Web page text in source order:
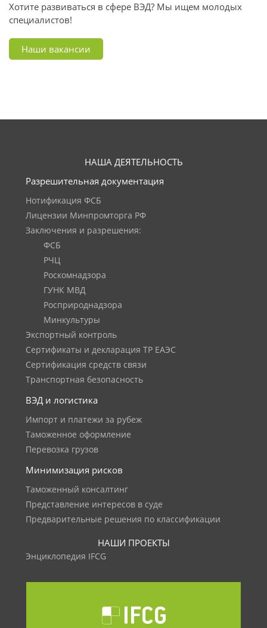
Хотите развиваться в сфере ВЭД? Мы ищем молодых
специалистов!
Наши вакансии
НАША ДЕЯТЕЛЬНОСТЬ
Разрешительная документация
Нотификация ФСБ
Лицензии Минпромторга РФ
Заключения и разрешения:
ФСБ
РЧЦ
Роскомнадзора
ГУНК МВД
Росприроднадзора
Минкультуры
Экспортный контроль
Сертификаты и декларация ТР ЕАЭС
Сертификация средств связи
Транспортная безопасность
ВЭД и логистика
Импорт и платежи за рубеж
Таможенное оформление
Перевозка грузов
Минимизация рисков
Таможенный консалтинг
Представление интересов в суде
Предварительные решения по классификации
НАШИ ПРОЕКТЫ
Энциклопедия IFCG